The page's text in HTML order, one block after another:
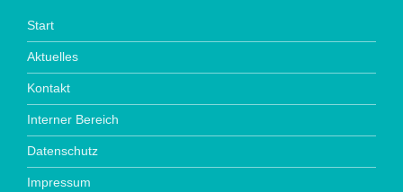
Start
Aktuelles
Kontakt
Interner Bereich
Datenschutz
Impressum